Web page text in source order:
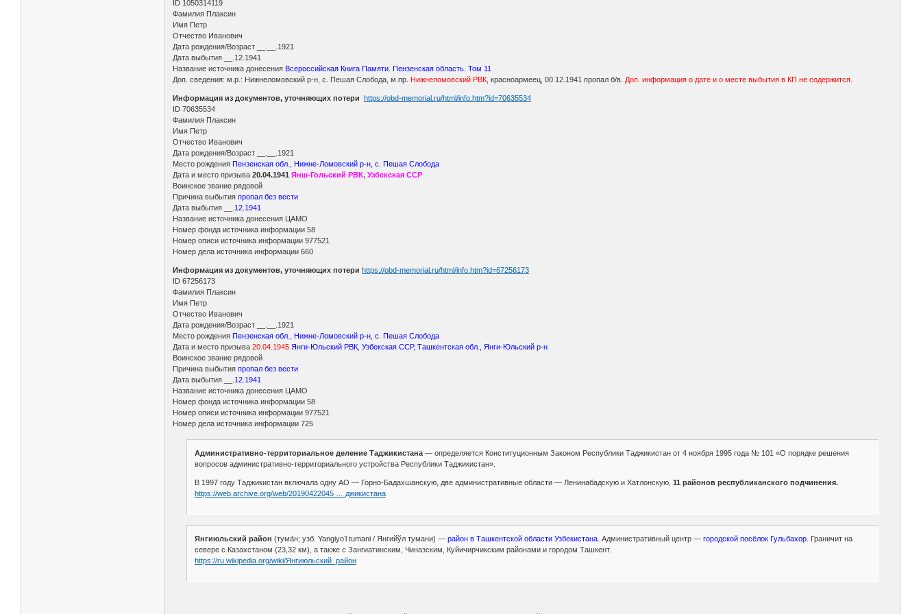
ID 1050314119
Фамилия Плаксин
Имя Петр
Отчество Иванович
Дата рождения/Возраст __.__.1921
Дата выбытия __.12.1941
Название источника донесения Всероссийская Книга Памяти. Пензенская область. Том 11
Доп. сведения: м.р.: Нижнеломовский р-н, с. Пешая Слобода, м.пр. Нижнеломовский РВК , красноармеец, 00.12.1941 пропал б/в. Доп. информация о дате и о месте выбытия в КП не содержится.
Информация из документов, уточняющих потери https://obd-memorial.ru/html/info.htm?id=70635534
ID 70635534
Фамилия Плаксин
Имя Петр
Отчество Иванович
Дата рождения/Возраст __.__.1921
Место рожденияПензенская обл., Нижне-Ломовский р-н, с. Пешая Слобода
Дата и место призыва20.04.1941 Янш-Гольский РВК, Узбекская ССР
Воинское звание рядовой
Причина выбытияпропал без вести
Дата выбытия __. 12.1941
Название источника донесения ЦАМО
Номер фонда источника информации 58
Номер описи источника информации 977521
Номер дела источника информации 660
Информация из документов, уточняющих потери https://obd-memorial.ru/html/info.htm?id=67256173
ID 67256173
Фамилия Плаксин
Имя Петр
Отчество Иванович
Дата рождения/Возраст __.__.1921
Место рожденияПензенская обл., Нижне-Ломовский р-н, с. Пешая Слобода
Дата и место призыва20.04.1945Янги-Юльский РВК, Узбекская ССР, Ташкентская обл., Янги-Юльский р-н
Воинское звание рядовой
Причина выбытия пропал без вести
Дата выбытия __. 12.1941
Название источника донесения ЦАМО
Номер фонда источника информации 58
Номер описи источника информации 977521
Номер дела источника информации 725
Административно-территориальное деление Таджикистана— определяется Конституционным Законом Республики Таджикистан от 4 ноября 1995 года № 101 «О порядке решения
вопросов административно-территориального устройства Республики Таджикистан».
В 1997 году Таджикистан включала одну АО — Горно-Бадахшанскую, две административные области — Ленинабадскую и Хатлонскую, 11 районов республиканского подчинения.
https://web.archive.org/web/20190422045 … джикистана
Янгиюльский район (тума́н; узб. Yangiyoʻl tumani / Янгийўл тумани) — район в Ташкентской области Узбекистана. Административный центр — городской посёлок Гульбахор. Граничит на
севере с Казахстаном (23,32 км), а также с Зангиатинским, Чиназским, Куйичирчикским районами и городом Ташкент.
https://ru.wikipedia.org/wiki/Янгиюльский_район